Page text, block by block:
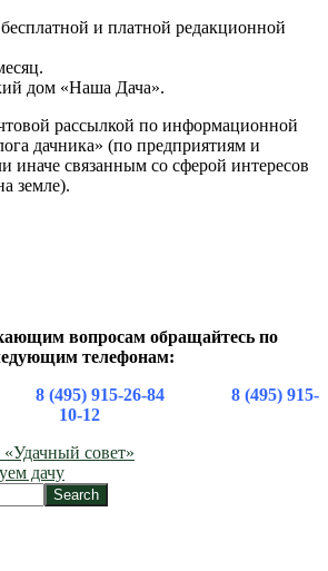
и платной редакционной
дом «Наша Дача».
рассылкой по информационной
дачника» (по предприятиям и
иначе связанным со сферой интересов
земле).
вопросам обращайтесь по
телефонам:
8 (495) 915-26-84 8 (495) 915-
10-12
совет»
дачу